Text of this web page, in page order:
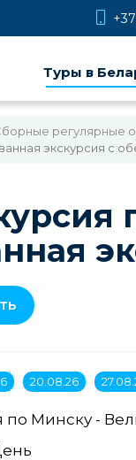
Туры в
регулярные
экскурсия с
20.08.26
по Минску -